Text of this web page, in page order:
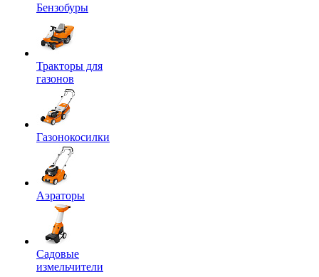
Бензобуры
Тракторы для
газонов
Газонокосилки
Аэраторы
Садовые
измельчители